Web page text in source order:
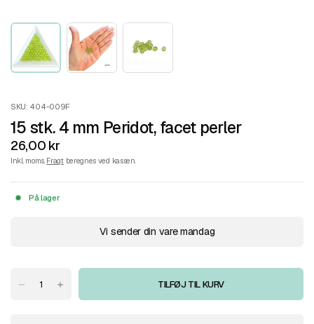
SKU: 404-009F
15 stk. 4 mm Peridot, facet perler
26,00 kr
Inkl. moms. Fragtberegnes ved kassen.
På lager
Vi sender din vare mandag
TILFØJ TIL KURV